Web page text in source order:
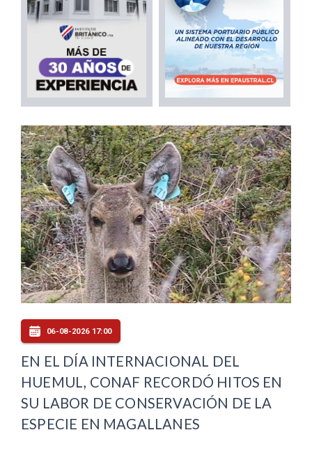
06-08-2026 17:00
EN EL DÍA INTERNACIONAL DEL
HUEMUL, CONAF RECORDÓ HITOS EN
SU LABOR DE CONSERVACIÓN DE LA
ESPECIE EN MAGALLANES